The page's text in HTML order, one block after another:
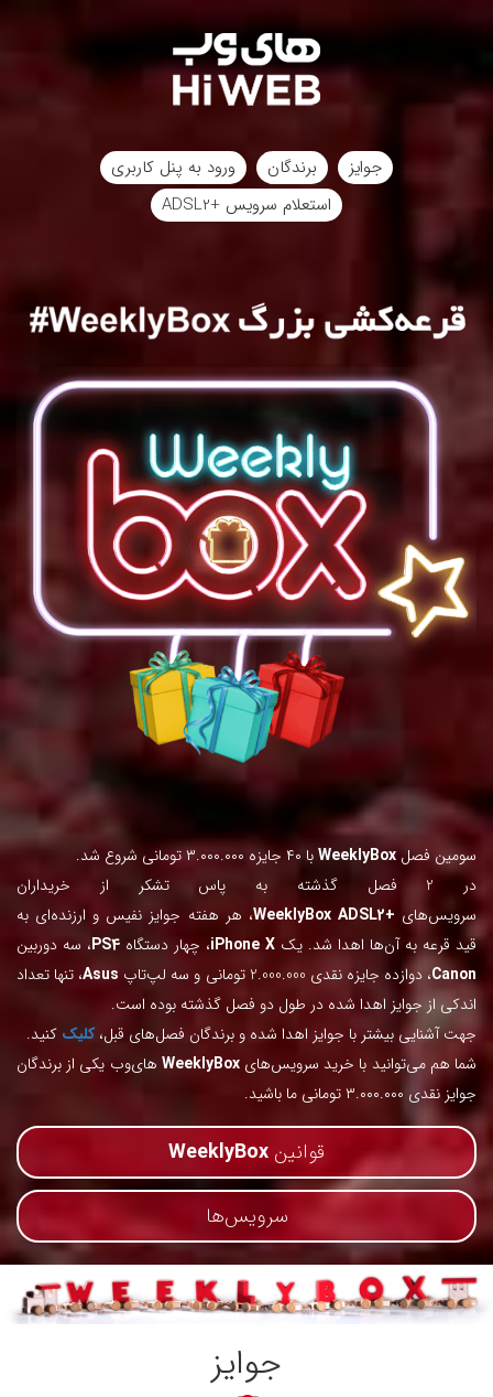
جوایز برندگان
ورود به پنل کاربری
استعلام سرویس +ADSL2
سومین فصل WeeklyBoxبا ۴۰ جایزه ۳.۰۰۰.۰۰۰ تومانی شروع شد.
در 2 فصل گذشته به پاس تشکر از خریداران
سرویس‌های +WeeklyBox
ADSL2
، هر هفته جوایز نفیس و ارزنده‌ای به
قید قرعه به آن‌ها اهدا شد. یک iPhone X، چهار دستگاه PS4، سه دوربین
Canon، دوازده جایزه نقدی 2.000.000 تومانی و سه لپ‌تاپ Asus، تنها تعداد
اندکی از جوایز اهدا شده در طول دو فصل گذشته بوده است.
جهت آشنایی بیشتر با جوایز اهدا شده و برندگان فصل‌های قبل،کلیک کنید.
شما هم می‌توانید با خرید سرویس‌هایWeeklyBox های‌وب یکی از برندگان
جوایز نقدی ۳.۰۰۰.۰۰۰ تومانی ما باشید.
قوانین WeeklyBox
سرویس‌ها
جوایز